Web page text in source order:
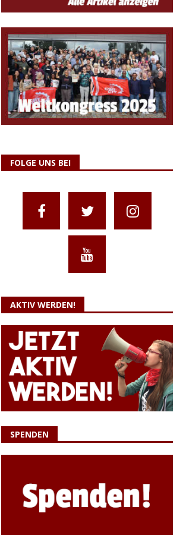
FOLGE UNS BEI
AKTIV WERDEN!
SPENDEN